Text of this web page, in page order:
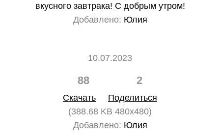
вкусного завтрака! С добрым утром!
Добавлено: Юлия
10.07.2023
88 2
Скачать
Поделиться
(388.68 KB 480x480)
Добавлено: Юлия